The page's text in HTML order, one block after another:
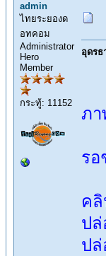
admin
ไทยระยองด
อทคอม
Administrator
Hero
Member
กระทู้: 11152
อุดรธ
ภา
ร
คลิ
ปล่
ปล่